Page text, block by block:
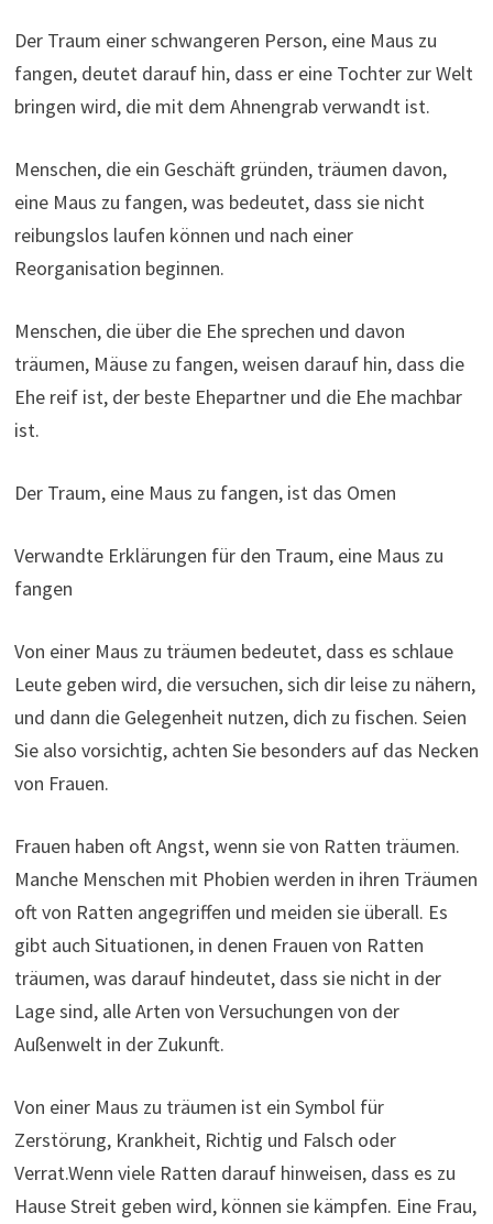
Der Traum einer schwangeren Person, eine Maus zu
fangen, deutet darauf hin, dass er eine Tochter zur Welt
bringen wird, die mit dem Ahnengrab verwandt ist.
Menschen, die ein Geschäft gründen, träumen davon,
eine Maus zu fangen, was bedeutet, dass sie nicht
reibungslos laufen können und nach einer
Reorganisation beginnen.
Menschen, die über die Ehe sprechen und davon
träumen, Mäuse zu fangen, weisen darauf hin, dass die
Ehe reif ist, der beste Ehepartner und die Ehe machbar
ist.
Der Traum, eine Maus zu fangen, ist das Omen
Verwandte Erklärungen für den Traum, eine Maus zu
fangen
Von einer Maus zu träumen bedeutet, dass es schlaue
Leute geben wird, die versuchen, sich dir leise zu nähern,
und dann die Gelegenheit nutzen, dich zu fischen. Seien
Sie also vorsichtig, achten Sie besonders auf das Necken
von Frauen.
Frauen haben oft Angst, wenn sie von Ratten träumen.
Manche Menschen mit Phobien werden in ihren Träumen
oft von Ratten angegriffen und meiden sie überall. Es
gibt auch Situationen, in denen Frauen von Ratten
träumen, was darauf hindeutet, dass sie nicht in der
Lage sind, alle Arten von Versuchungen von der
Außenwelt in der Zukunft.
Von einer Maus zu träumen ist ein Symbol für
Zerstörung, Krankheit, Richtig und Falsch oder
Verrat.Wenn viele Ratten darauf hinweisen, dass es zu
Hause Streit geben wird, können sie kämpfen. Eine Frau,